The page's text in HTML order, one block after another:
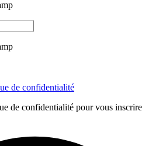
de confidentialité
de confidentialité pour vous inscrire